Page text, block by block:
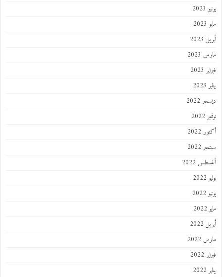
يونيو 2023
مايو 2023
أبريل 2023
مارس 2023
فبراير 2023
يناير 2023
ديسمبر 2022
نوفمبر 2022
أكتوبر 2022
سبتمبر 2022
أغسطس 2022
يوليو 2022
يونيو 2022
مايو 2022
أبريل 2022
مارس 2022
فبراير 2022
يناير 2022